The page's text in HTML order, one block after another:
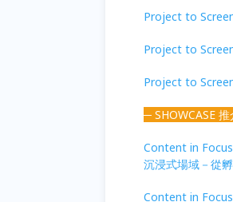
Project to
Project to
Project to
─ SHOWCASE
Content in
沉浸式場域－從
Content in